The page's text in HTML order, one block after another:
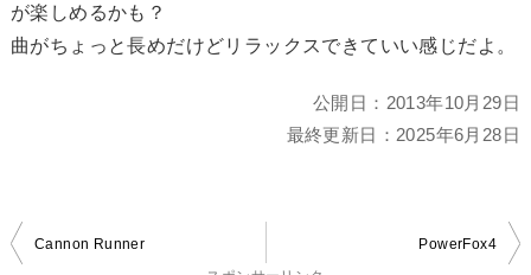
が楽しめるかも？
曲がちょっと長めだけどリラックスできていい感じだよ。
公開日： 2013年10月29日
最終更新日： 2025年6月28日
投
Cannon Runner
PowerFox4